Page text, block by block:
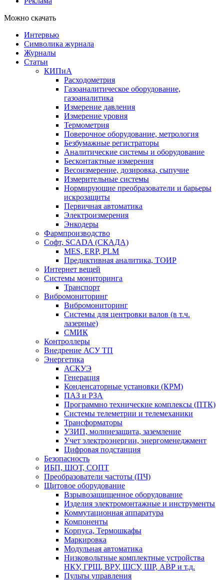
Можно скачать
Интервью
Символика журнала
Журналы
Статьи
КИПиА
Расходометрия
Газоаналитическое оборудование,
газоаналитика
Измерение давления
Измерение уровня
Термометрия
Поверочное оборудование, метрология
Безбумажные регистраторы
Аналитические системы и оборудование
Бесконтактные измерения
Весоизмерение, дозировка, сыпучие
Измерительные системы
Нормирующие преобразователи и барьеры
искрозащиты
Первичная автоматика
Электроизмерения
Энкодеры
Фармпроизводство
Софт, SCADA (СКАДА)
MES, ERP, PLM
Предиктивная аналитика, ТОИР
Интернет вещей
Системы мониторинга
Транспорт
Вибромониторинг
Вибромониторинг
Системы для центровки валов (в т.ч.
лазерные)
СМИК
Контроллеры
Внедрение АСУ ТП
Энергетика
АСКУЭ
Генерация
Конденсаторные установки (КРМ)
ПАЗ и РЗА
Программно технические комплексы (ПТК)
Системы телеметрии и телемеханики
Трансформаторы
УЗИП, молниезащита, заземление
Учет электроэнергии, энергоменеджмент
Цифровая подстанция
Безопасность
ИБП, ШОТ, СОПТ
Преобразователи частоты (ПЧ)
Щитовое оборудование
Взрывозащищенное оборудование
Изделия электромонтажные и инструменты
Коммутационная аппаратура
Компоненты
Корпуса, Термошкафы
Маркировка
Модульная автоматика
Низковольтные комплектные устройства
НКУ, ГРЩ, ВРУ, ЩСУ, ШР, АВР и т.д.
Пульты управления